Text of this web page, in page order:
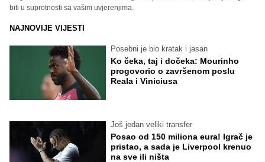
biti u suprotnosti sa vašim uvjerenjima.
NAJNOVIJE VIJESTI
Posebni je bio kratak i jasan
Ko čeka, taj i dočeka: Mourinho
progovorio o završenom poslu
Reala i Viniciusa
Još jedan veliki transfer
Posao od 150 miliona eura! Igrač je
pristao, a sada je Liverpool krenuo
na sve ili ništa